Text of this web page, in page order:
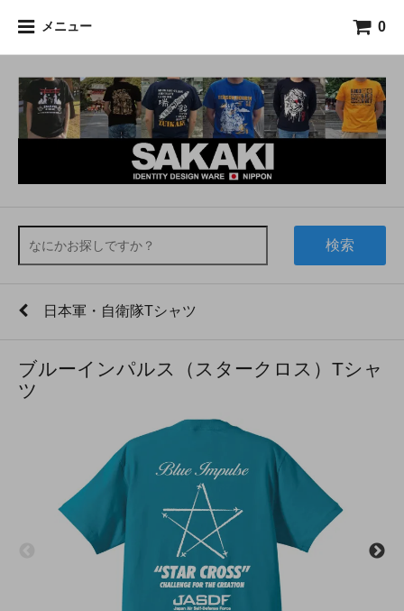
メニュー 0
検索
日本軍・自衛隊Tシャツ
ブルーインパルス（スタークロス）Tシャ
ツ